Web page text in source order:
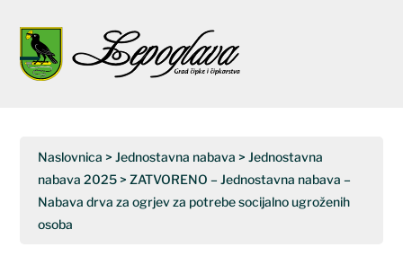
Ova
web
stranica
Open
Close
Naslovnica >Jednostavna nabava >Jednostavna
nabava 2025 >ZATVORENO – Jednostavna nabava –
Nabava drva za ogrjev za potrebe socijalno ugroženih
osoba